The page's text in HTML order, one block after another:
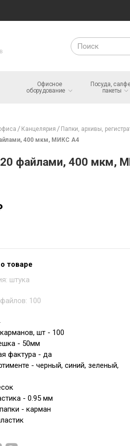
Офисное
оборудование
Посуда,
пакеты
Канцелярия Папки, архивы,
400 мкм, МИКС А4
20 файлами, 400 мкм,
товаре
штука
100
шт - 100
- 50мм
фактура - да
- черный, синий, зеленый,
- 0.95 мм
- карман